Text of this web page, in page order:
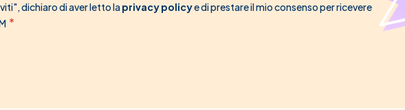
dichiaro di aver letto laprivacy policye di prestare il mio consenso per ricevere